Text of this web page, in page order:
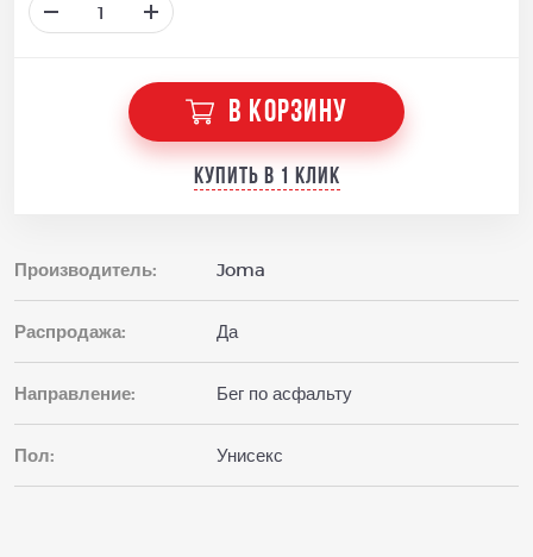
В КОРЗИНУ
Купить в 1 клик
Производитель: Joma
Распродажа: Да
Направление: Бег по асфальту
Пол: Унисекс